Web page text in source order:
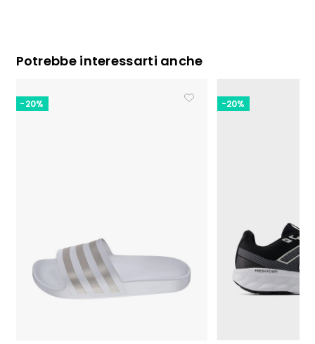
Potrebbe interessarti anche
-20% -20%